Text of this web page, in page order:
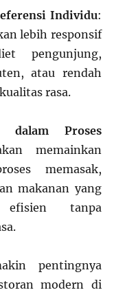
Individu:
lebih responsif
pengunjung,
atau rendah
rasa.
dalam Proses
memainkan
memasak,
makanan yang
tanpa
pentingnya
modern di